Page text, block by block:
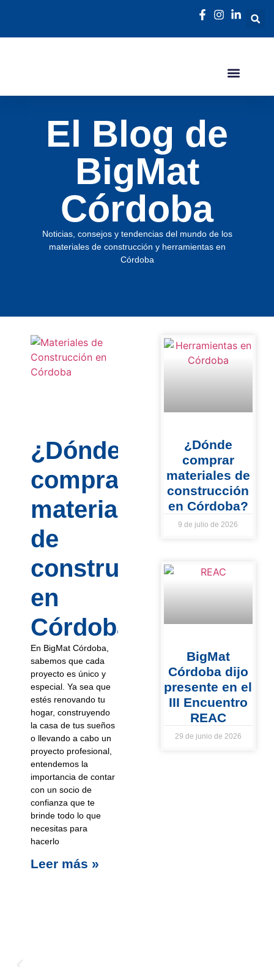
El Blog de
BigMat
Córdoba
Noticias, consejos y tendencias del mundo de los
materiales de construcción y herramientas en
Córdoba
¿Dónde
comprar
materiales
de
construcción
en
Córdoba?
En BigMat Córdoba,
sabemos que cada
proyecto es único y
especial. Ya sea que
estés renovando tu
hogar, construyendo
la casa de tus sueños
o llevando a cabo un
proyecto profesional,
entendemos la
importancia de contar
con un socio de
confianza que te
brinde todo lo que
necesitas para
hacerlo
Leer más »
¿Dónde
comprar
materiales de
construcción
en Córdoba?
9 de julio de 2026
BigMat
Córdoba dijo
presente en el
III Encuentro
REAC
29 de junio de 2026